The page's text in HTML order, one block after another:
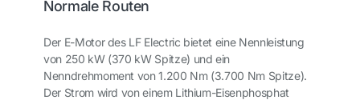
Normale Routen
Der E-Motor des LF Electric bietet eine Nennleistung
von 250 kW (370 kW Spitze) und ein
Nenndrehmoment von 1.200 Nm (3.700 Nm Spitze).
Der Strom wird von einem Lithium-Eisenphosphat